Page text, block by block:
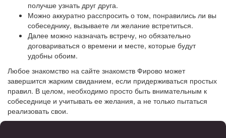
получше узнать друг друга.
Можно аккуратно расспросить о том, понравились ли вы
собеседнику, вызываете ли желание встретиться.
Далее можно назначать встречу, но обязательно
договариваться о времени и месте, которые будут
удобны обоим.
Любое знакомство на сайте знакомств Фирово может
завершится жарким свиданием, если придерживаться простых
правил. В целом, необходимо просто быть внимательным к
собеседнице и учитывать ее желания, а не только пытаться
реализовать свои.